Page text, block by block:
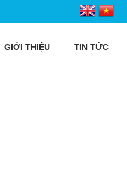
GIỚI THIỆU TIN TỨC